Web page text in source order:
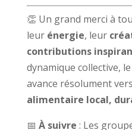
👏 Un grand merci à
leur énergie, leur
contributions
dynamique collective, le
avance résolument
alimentaire local,
📅 À suivre : Les